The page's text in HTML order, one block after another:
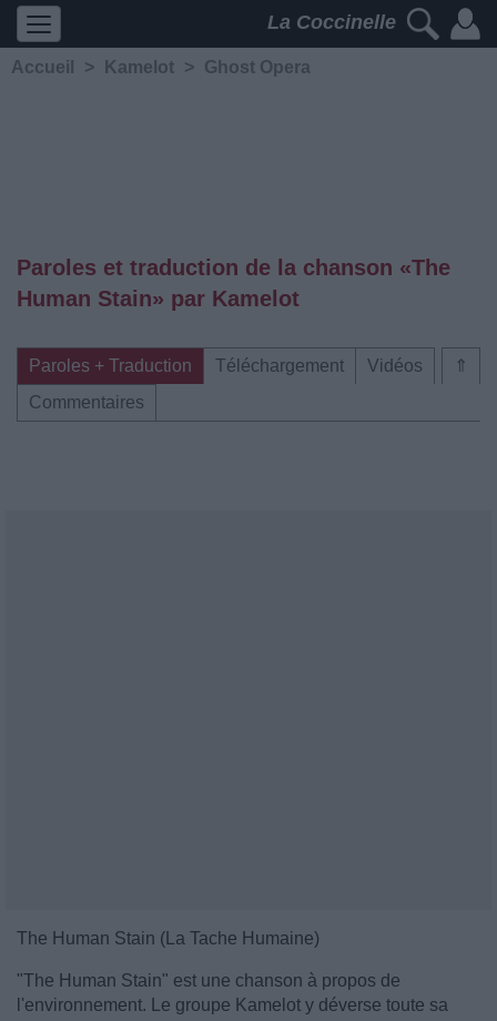
La Coccinelle
Accueil > Kamelot > Ghost Opera
Paroles et traduction de la chanson «The
Human Stain» par Kamelot
⇑
Paroles + Traduction Téléchargement
Vidéos
Commentaires
The Human Stain (La Tache Humaine)
"The Human Stain" est une chanson à propos de
l'environnement. Le groupe Kamelot y déverse toute sa